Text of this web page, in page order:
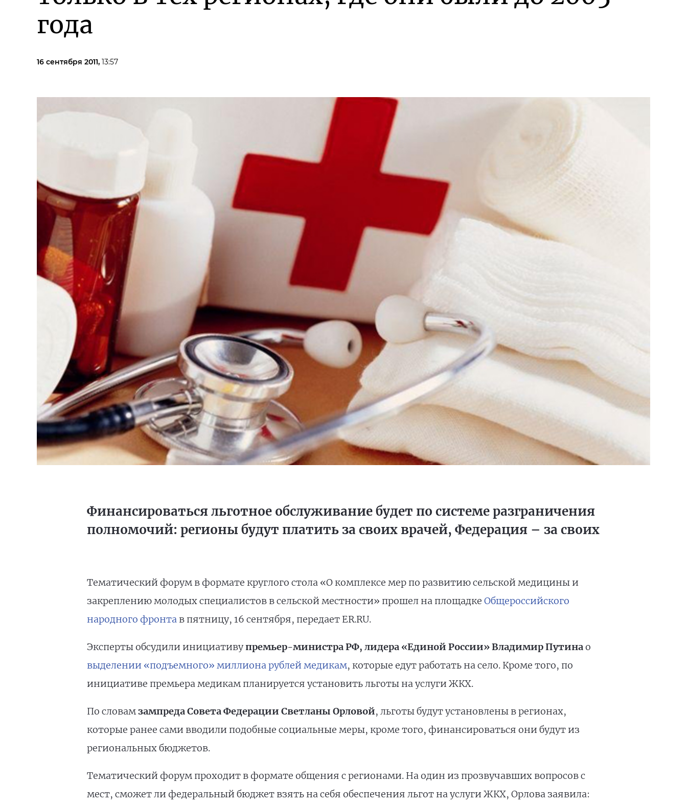
года
16 сентября 2011, 13:57
Финансироваться льготное обслуживание будет по системе разграничения
полномочий: регионы будут платить за своих врачей, Федерация – за своих
Тематический форум в формате круглого стола «О комплексе мер по развитию сельской медицины и
закреплению молодых специалистов в сельской местности» прошел на площадке Общероссийского
народного фронтав пятницу, 16 сентября, передает ER.RU.
Эксперты обсудили инициативупремьер-министра РФ, лидера «Единой России» Владимир Путинао
выделении «подъемного» миллиона рублей медикам, которые едут работать на село. Кроме того, по
инициативе премьера медикам планируется установить льготы на услуги ЖКХ.
По словамзампреда Совета Федерации Светланы Орловой, льготы будут установлены в регионах,
которые ранее сами вводили подобные социальные меры, кроме того, финансироваться они будут из
региональных бюджетов.
Тематический форум проходит в формате общения с регионами. На один из прозвучавших вопросов с
мест, сможет ли федеральный бюджет взять на себя обеспечения льгот на услуги ЖКХ, Орлова заявила: